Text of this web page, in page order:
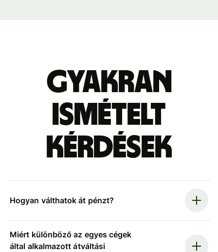
Gyakran
ismételt
kérdések
Hogyan válthatok át pénzt?
Miért különböző az egyes cégek
által alkalmazott átváltási